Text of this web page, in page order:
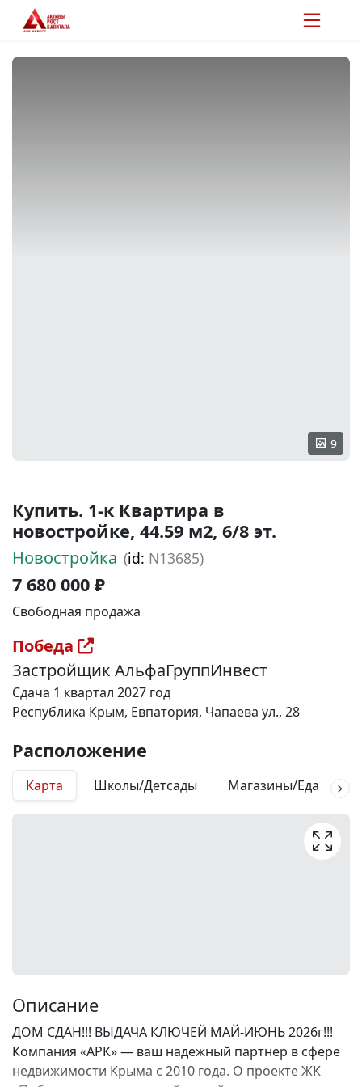
9
Купить. 1-к Квартира в
новостройке, 44.59 м2, 6/8 эт.
Новостройка (id: N13685)
7 680 000 ₽
Свободная продажа
Победа
Застройщик АльфаГруппИнвест
Сдача 1 квартал 2027 год
Республика Крым, Евпатория, Чапаева ул., 28
Расположение
Карта Школы/Детсады Магазины/Еда
Описание
ДОМ СДАН!!! ВЫДАЧА КЛЮЧЕЙ МАЙ-ИЮНЬ 2026г!!!
Компания «АРК» — ваш надежный партнер в сфере
недвижимости Крыма с 2010 года. О проекте ЖК